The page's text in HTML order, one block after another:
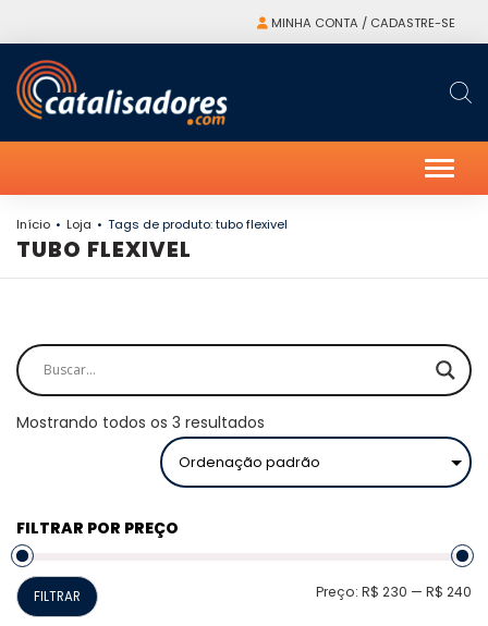
MINHA CONTA / CADASTRE-SE
Início Loja Tags de produto: tubo flexivel
TUBO FLEXIVEL
Mostrando todos os 3 resultados
FILTRAR POR PREÇO
FILTRAR Preço: R$ 230 — R$ 240